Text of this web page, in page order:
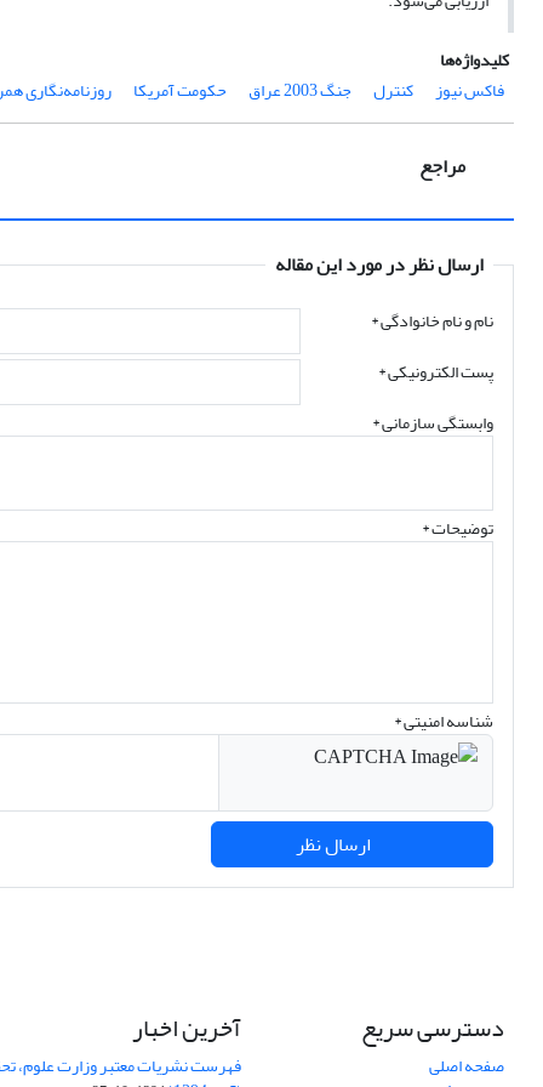
کلیدواژه‌ها
فاکس نیوز
کنترل جنگ 2003 عراق حکومت آمریکا روزنامه‌نگاری
مراجع
ارسال نظر در مورد این مقاله
نام و نام خانوادگی*
پست الکترونیکی*
وابستگی سازمانی *
توضیحات *
شناسه امنیتی *
دسترسی سریع
صفحه اصلی
آخرین اخبار
فهرست نشریات معتبر وزارت علوم،